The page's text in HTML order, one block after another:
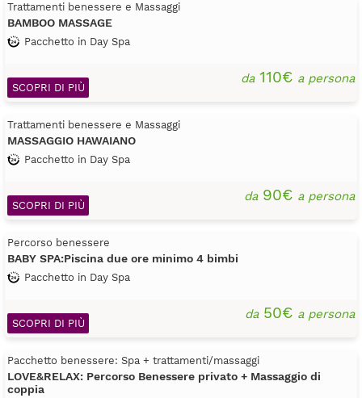
Trattamenti benessere e Massaggi
BAMBOO MASSAGE
Pacchetto in Day Spa
da110€ a persona
SCOPRI DI PIÙ
Trattamenti benessere e Massaggi
MASSAGGIO HAWAIANO
Pacchetto in Day Spa
da90€ a persona
SCOPRI DI PIÙ
Percorso benessere
BABY SPA:Piscina due ore minimo 4 bimbi
Pacchetto in Day Spa
da50€ a persona
SCOPRI DI PIÙ
Pacchetto benessere: Spa + trattamenti/massaggi
LOVE&RELAX: Percorso Benessere privato + Massaggio di
coppia